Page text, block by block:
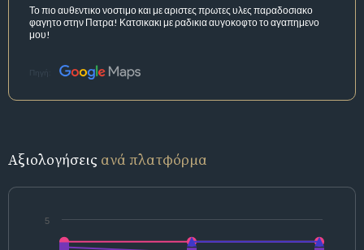
Το πιο αυθεντικο νοστιμο και με αριστες πρωτες υλες παραδοσιακο
φαγητο στην Πατρα! Κατσικακι με ραδικια αυγοκοφτο το αγαπημενο
μου!
Πηγή:
Αξιολογήσεις ανά πλατφόρμα
5